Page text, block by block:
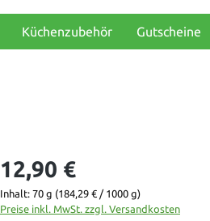
Küchenzubehör Gutscheine
12,90 €
Inhalt: 70 g (184,29 € / 1000 g)
Preise inkl. MwSt. zzgl. Versandkosten